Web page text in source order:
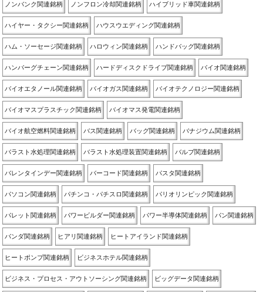
ノンバンク関連銘柄 ノンフロン冷却関連銘柄 ハイブリッド車関連銘柄
ハイヤー・タクシー関連銘柄 ハウスウエディング関連銘柄
ハム・ソーセージ関連銘柄 ハロウィン関連銘柄 ハンドバッグ関連銘柄
ハンバーグチェーン関連銘柄 ハードディスクドライブ関連銘柄 バイオ関連銘柄
バイオエタノール関連銘柄 バイオガス関連銘柄 バイオテクノロジー関連銘柄
バイオマスプラスチック関連銘柄 バイオマス発電関連銘柄
バイオ航空燃料関連銘柄 バス関連銘柄 バッグ関連銘柄 バナジウム関連銘柄
バラスト水処理関連銘柄 バラスト水処理装置関連銘柄 バルブ関連銘柄
バレンタインデー関連銘柄 バーコード関連銘柄 パスタ関連銘柄
パソコン関連銘柄 パチンコ・パチスロ関連銘柄 パリオリンピック関連銘柄
パレット関連銘柄 パワービルダー関連銘柄 パワー半導体関連銘柄 パン関連銘柄
パンダ関連銘柄 ヒアリ関連銘柄 ヒートアイランド関連銘柄
ヒートポンプ関連銘柄 ビジネスホテル関連銘柄
ビジネス・プロセス・アウトソーシング関連銘柄 ビッグデータ関連銘柄